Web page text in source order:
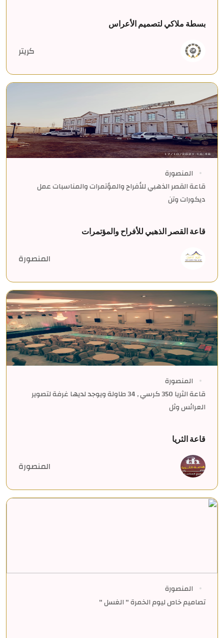
بسطة ملاكي لتصميم الأعراس
كريتر
المنصورة
قاعة القصر الذهبي للأفراح والمؤتمرات والمناسبات عمل
ديكورات وتن
قاعة القصر الذهبي للأفراح والمؤتمرات
المنصورة
المنصورة
قاعة الثريا 350 كرسي , 34 طاولة ويوجد لديها غرفة لتصوير
العرائس وثل
قاعة الثريا
المنصورة
المنصورة
تصاميم خاص ليوم الخمرة " الغسل "